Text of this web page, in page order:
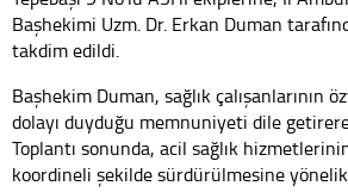
Başhekimi Uzm. Dr. Erkan Duman
takdim edildi.
Başhekim Duman, sağlık çalışanlarının
dolayı duyduğu memnuniyeti dile
Toplantı sonunda, acil sağlık
koordineli şekilde sürdürülmesine yönelik